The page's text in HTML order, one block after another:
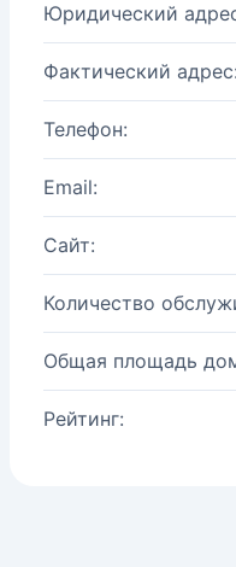
Юридический
Фактический адрес:
Телефон:
Email:
Сайт:
Количество
Общая площадь
Рейтинг: